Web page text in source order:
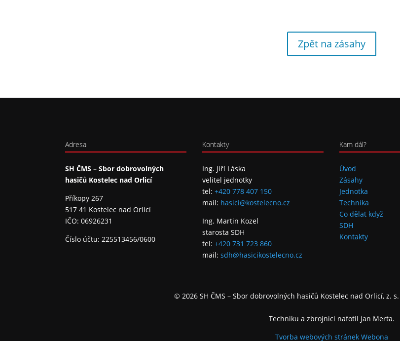
Zpět na zásahy
Adresa
SH ČMS – Sbor dobrovolných
hasičů Kostelec nad Orlicí
Příkopy 267
517 41 Kostelec nad Orlicí
IČO: 06926231
Číslo účtu: 225513456/0600
Kontakty
Ing. Jiří Láska
velitel jednotky
tel:+420 778 407 150
mail: hasici@kostelecno.cz
Ing. Martin Kozel
starosta SDH
tel:+420 731 723 860
mail:sdh@hasicikostelecno.cz
Kam dál?
Úvod
Zásahy
Jednotka
Technika
Co dělat když
SDH
Kontakty
© 2026 SH ČMS – Sbor dobrovolných hasičů Kostelec nad Orlicí, z. s.
Techniku a zbrojnici nafotil Jan Merta.
Tvorba webových stránek Webona